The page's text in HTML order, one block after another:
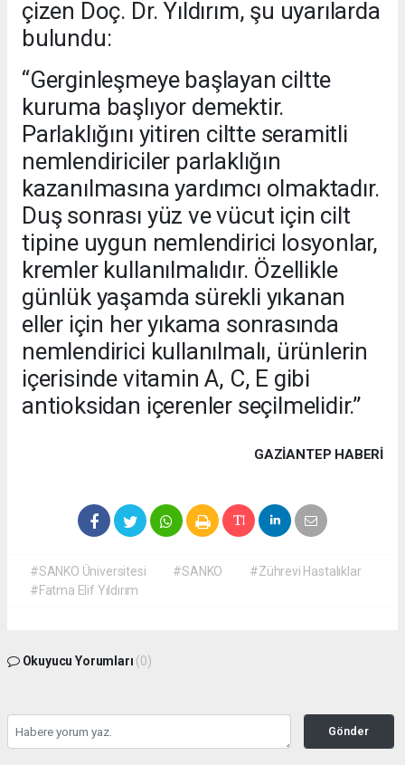
çizen Doç. Dr. Yıldırım, şu uyarılarda
bulundu:
“Gerginleşmeye başlayan ciltte
kuruma başlıyor demektir.
Parlaklığını yitiren ciltte seramitli
nemlendiriciler parlaklığın
kazanılmasına yardımcı olmaktadır.
Duş sonrası yüz ve vücut için cilt
tipine uygun nemlendirici losyonlar,
kremler kullanılmalıdır. Özellikle
günlük yaşamda sürekli yıkanan
eller için her yıkama sonrasında
nemlendirici kullanılmalı, ürünlerin
içerisinde vitamin A, C, E gibi
antioksidan içerenler seçilmelidir.”
GAZIANTEP HABERİ
#SANKO Üniversitesi #SANKO
#Zührevi Hastalıklar
#Fatma Elif Yıldırım
Okuyucu Yorumları (0)
Gönder